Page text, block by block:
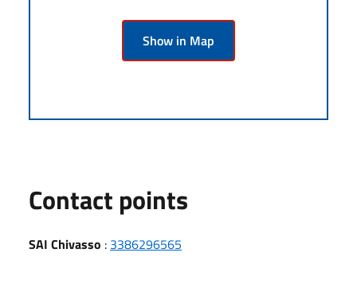
Show in Map
Contact points
SAI Chivasso : 3386296565